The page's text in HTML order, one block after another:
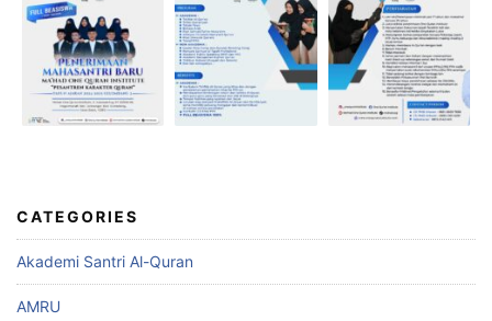
CATEGORIES
Akademi Santri Al-Quran
AMRU